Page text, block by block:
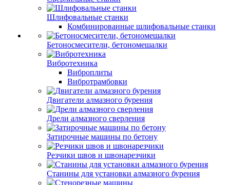
Шлифовальные станки
Комбинированные шлифовальные станки
Бетоносмесители, бетономешалки
Вибротехника
Виброплиты
Вибротрамбовки
Двигатели алмазного бурения
Дрели алмазного сверления
Затирочные машины по бетону
Резчики швов и швонарезчики
Станины для установки алмазного бурения